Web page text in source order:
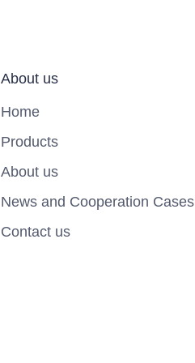
About us
Home
Products
About us
News and Cooperation Cases
Contact us